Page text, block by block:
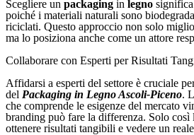
Scegliere un packaging in legno
poiché i materiali naturali sono
riciclati. Questo approccio non solo
ma lo posiziona anche come un attore
Collaborare con Esperti per Risultati
Affidarsi a esperti del settore è cruciale
del Packaging in Legno Ascoli-Piceno.
che comprende le esigenze del mercato
branding può fare la differenza. Solo così
ottenere risultati tangibili e vedere un